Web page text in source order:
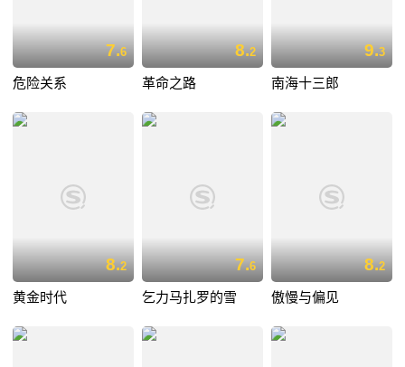
7.6
危险关系
8.2
革命之路
9.3
南海十三郎
8.2
黄金时代
7.6
乞力马扎罗的雪
8.2
傲慢与偏见